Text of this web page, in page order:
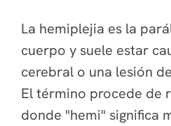
La hemiplejia es la
cuerpo y suele estar
cerebral o una lesión
El término procede de
donde "hemi" significa